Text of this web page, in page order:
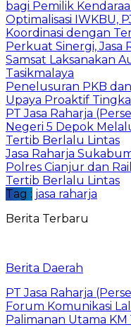
bagi Pemilik
Optimalisasi IWKBU,
Koordinasi dengan
Perkuat Sinergi, Jasa
Samsat Laksanakan
Tasikmalaya
Penelusuran PKB
Upaya Proaktif
PT Jasa Raharja
Negeri 5 Depok
Tertib Berlalu Lintas
Jasa Raharja
Polres Cianjur dan
Tertib Berlalu Lintas
Tag : jasa raharja
Berita Terbaru
Berita Daerah
PT Jasa Raharja
Forum Komunikasi
Palimanan Utama KM